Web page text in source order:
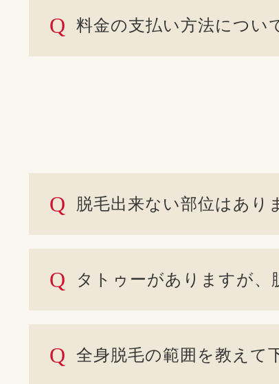
Q 料金の支払い方法につい
Q 脱毛出来ない部位はあり
Q タトゥーがありますが、
Q 全身脱毛の範囲を教えて